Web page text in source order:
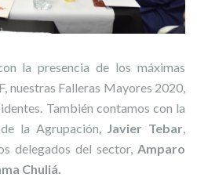
la presencia de los máximas
nuestras Falleras Mayores 2020,
También contamos con la
la Agrupación, Javier Tebar,
delegados del sector, Amparo
Chuliá.